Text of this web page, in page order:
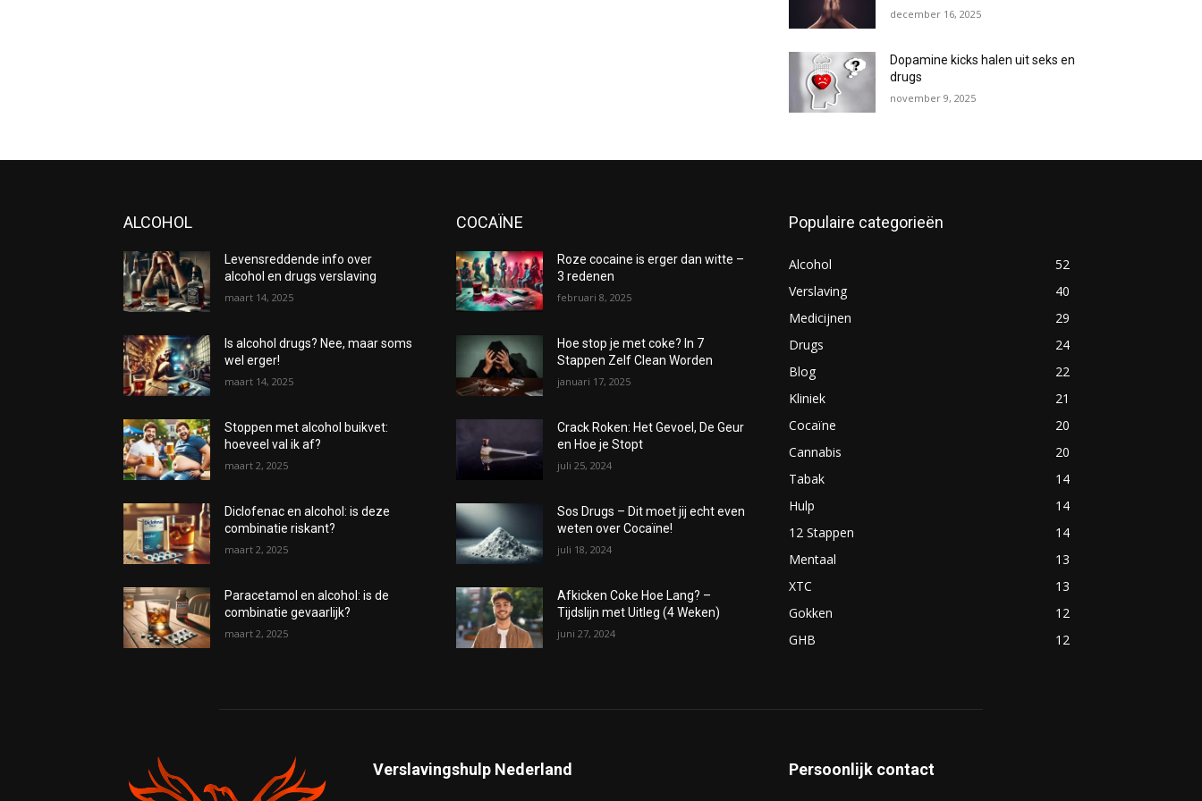
december 16, 2025
Dopamine kicks halen uit seks en
drugs
november 9, 2025
ALCOHOL
Levensreddende info over
alcohol en drugs verslaving
maart 14, 2025
Is alcohol drugs? Nee, maar soms
wel erger!
maart 14, 2025
Stoppen met alcohol buikvet:
hoeveel val ik af?
maart 2, 2025
Diclofenac en alcohol: is deze
combinatie riskant?
maart 2, 2025
Paracetamol en alcohol: is de
combinatie gevaarlijk?
maart 2, 2025
COCAÏNE
Roze cocaine is erger dan witte –
3 redenen
februari 8, 2025
Hoe stop je met coke? In 7
Stappen Zelf Clean Worden
januari 17, 2025
Crack Roken: Het Gevoel, De Geur
en Hoe je Stopt
juli 25, 2024
Sos Drugs – Dit moet jij echt even
weten over Cocaïne!
juli 18, 2024
Afkicken Coke Hoe Lang? –
Tijdslijn met Uitleg (4 Weken)
juni 27, 2024
Populaire categorieën
Alcohol
52
Verslaving
40
Medicijnen
29
Drugs
24
Blog
22
Kliniek
21
Cocaïne
20
Cannabis
20
Tabak
14
Hulp
14
12 Stappen
14
Mentaal
13
XTC
13
Gokken
12
GHB
12
Verslavingshulp Nederland Persoonlijk contact